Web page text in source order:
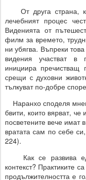
От друга страна,
лечебният процес
Виденията от
филм за времето,
ни убягва. Въпреки
видения участват в
инициира пречистващ
срещи с духовни
тълкуват по-добре
Наранхо споделя
бвити, които вярват,
посветените вече имат
вратата сам по себе
224).
Как се развива
контекст? Практиките
продължителността е